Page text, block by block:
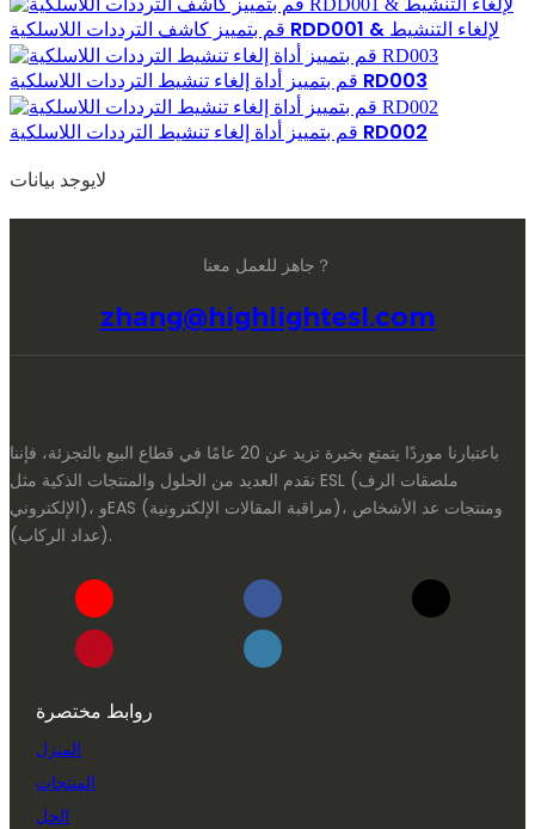
قم بتمييز كاشف الترددات اللاسلكية RDD001 & لإلغاء التنشيط
قم بتمييز أداة إلغاء تنشيط الترددات اللاسلكية RD003
قم بتمييز أداة إلغاء تنشيط الترددات اللاسلكية RD002
لايوجد بيانات
جاهز للعمل معنا？
zhang@highlightesl.com
باعتبارنا موردًا يتمتع بخبرة تزيد عن 20 عامًا في قطاع البيع بالتجزئة، فإننا
نقدم العديد من الحلول والمنتجات الذكية مثل ESL (ملصقات الرف
الإلكتروني)، وEAS (مراقبة المقالات الإلكترونية)، ومنتجات عد الأشخاص
(عداد الركاب).
روابط مختصرة
المنزل
المنتجات
الحل